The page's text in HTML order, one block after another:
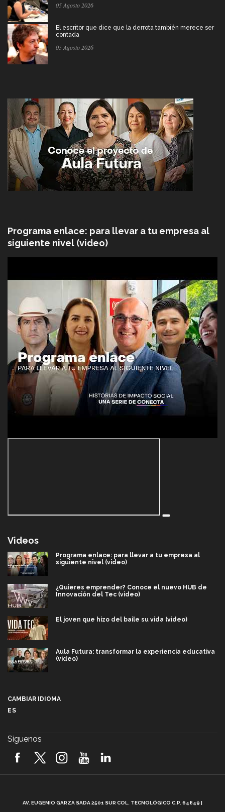
05 Agosto 2026
El escritor que dice que la derrota también merece ser
contada
05 Agosto 2026
Programa enlace: para llevar a tu empresa al
siguiente nivel (video)
Videos
Programa enlace: para llevar a tu empresa al
siguiente nivel (video)
¿Quieres emprender? Conoce el nuevo HUB de
Innovación del Tec (video)
El joven que hizo del baile su vida (video)
Aula Futura: transformar la experiencia educativa
(video)
2026! (video)
CAMBIAR IDIOMA
ES
Síguenos
AV. EUGENIO GARZA SADA 2501 SUR COL. TECNOLÓGICO C.P. 64849 |